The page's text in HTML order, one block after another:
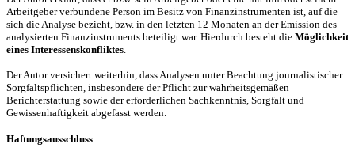
Arbeitgeber verbundene Person im Besitz von Finanzinstrumenten ist, auf die
sich die Analyse bezieht, bzw. in den letzten 12 Monaten an der Emission des
analysierten Finanzinstruments beteiligt war. Hierdurch besteht die Möglichkeit
eines Interessenskonfliktes
Der Autor versichert weiterhin, dass Analysen unter Beachtung journalistischer
Sorgfaltspflichten, insbesondere der Pflicht zur wahrheitsgemäßen
Berichterstattung sowie der erforderlichen Sachkenntnis, Sorgfalt und
Gewissenhaftigkeit abgefasst werden.
Haftungsausschluss